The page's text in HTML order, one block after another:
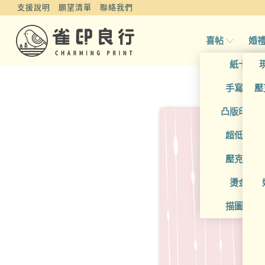
支援說明 願望清單 聯絡我們
喜帖
紙卡喜帖
手寫風喜
凸版印刷
超低價喜
壓克力喜
燙金喜帖
描圖紙喜
婚